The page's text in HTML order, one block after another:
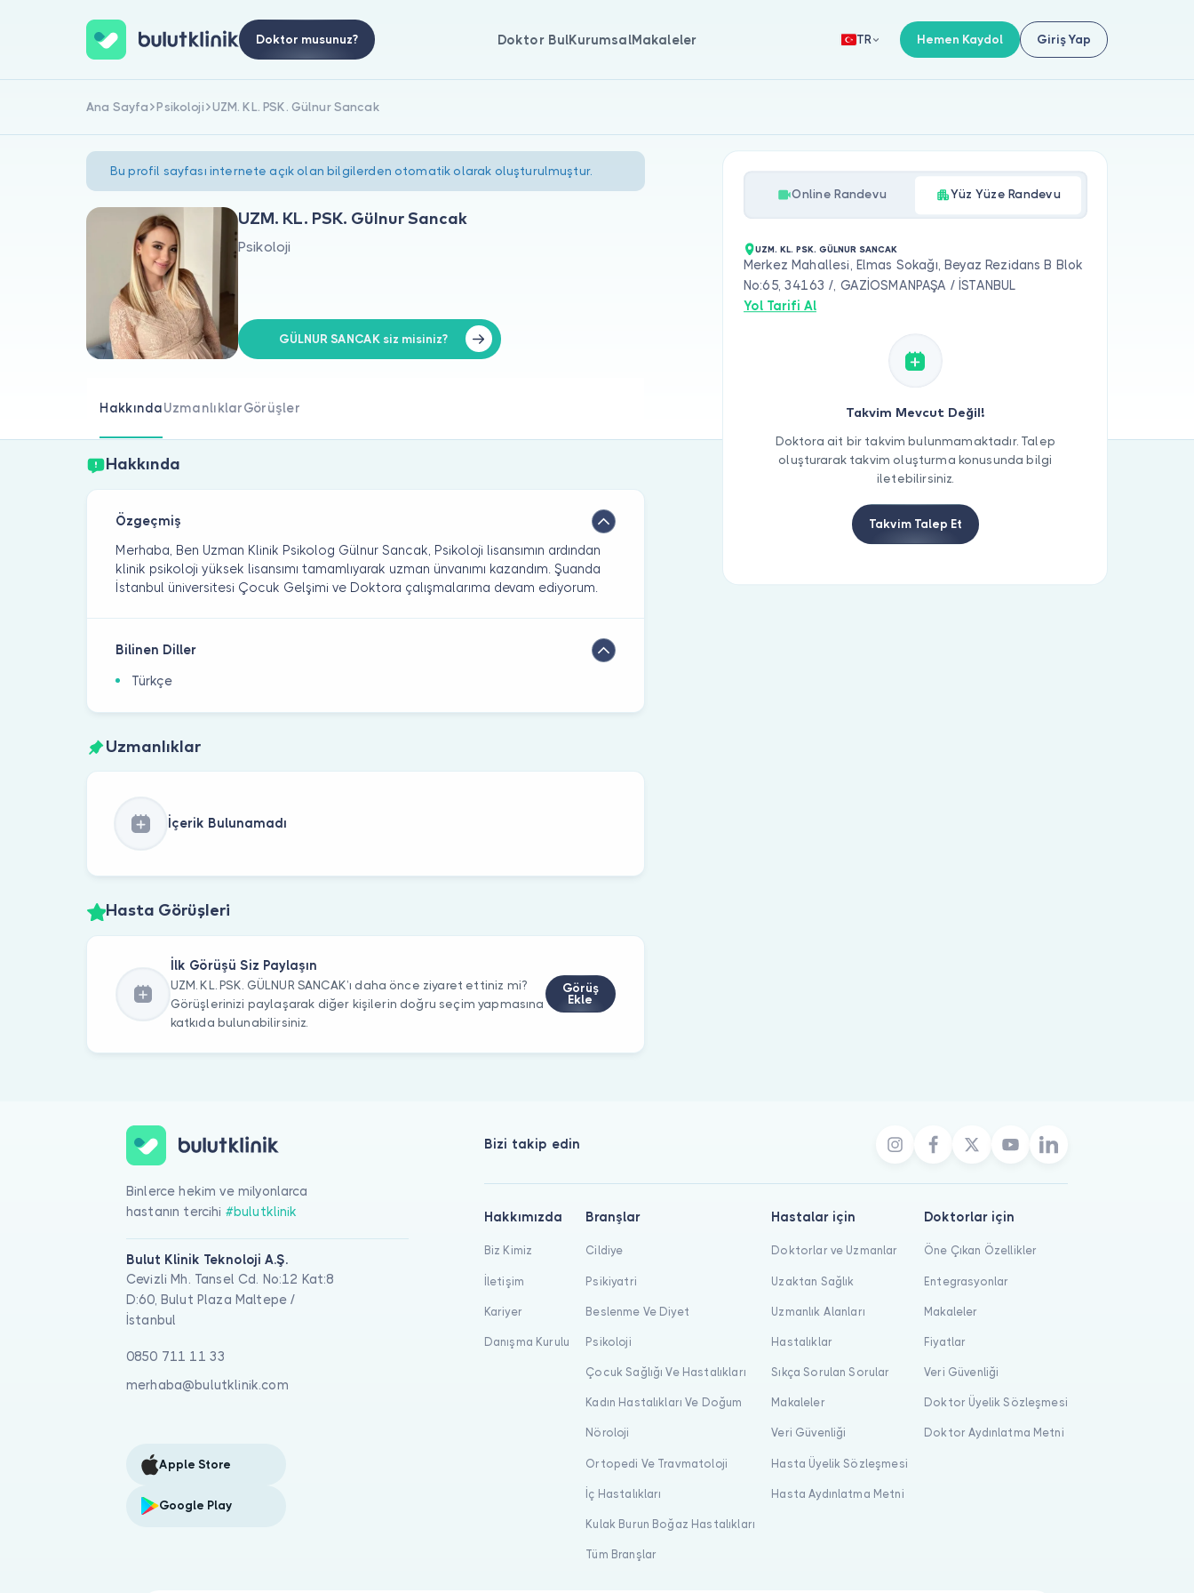
Doktor musunuz? Doktor BulKurumsalMakaleler TR Hemen Kaydol Giriş Yap
Ana Sayfa Psikoloji UZM. KL. PSK. Gülnur Sancak
Bu profil sayfası internete açık olan bilgilerden otomatik olarak oluşturulmuştur.
UZM. KL. PSK. Gülnur Sancak
Psikoloji
GÜLNUR SANCAK siz misiniz?
HakkındaUzmanlıklarGörüşler
Hakkında
Özgeçmiş
Merhaba, Ben Uzman Klinik Psikolog Gülnur Sancak, Psikoloji lisansımın ardından
klinik psikoloji yüksek lisansımı tamamlıyarak uzman ünvanımı kazandım. Şuanda
İstanbul üniversitesi Çocuk Gelşimi ve Doktora çalışmalarıma devam ediyorum.
Bilinen Diller
Türkçe
Uzmanlıklar
İçerik Bulunamadı
Hasta Görüşleri
İlk Görüşü Siz Paylaşın
UZM. KL. PSK. GÜLNUR SANCAK’ı daha önce ziyaret ettiniz mi?
Görüşlerinizi paylaşarak diğer kişilerin doğru seçim yapmasına
katkıda bulunabilirsiniz.
Görüş
Ekle
Online Randevu Yüz Yüze Randevu
UZM. KL. PSK. GÜLNUR SANCAK
Merkez Mahallesi, Elmas Sokağı, Beyaz Rezidans B Blok
No:65, 34163 /, GAZİOSMANPAŞA / İSTANBUL
Yol Tarifi Al
Takvim Mevcut Değil!
Doktora ait bir takvim bulunmamaktadır. Talep
oluşturarak takvim oluşturma konusunda bilgi
iletebilirsiniz.
Takvim Talep Et
Binlerce hekim ve milyonlarca
hastanın tercihi #bulutklinik
Bulut Klinik Teknoloji A.Ş.
Cevizli Mh. Tansel Cd. No:12 Kat:8
D:60, Bulut Plaza Maltepe /
İstanbul
0850 711 11 33
merhaba@bulutklinik.com
Apple Store
Google Play
Bizi takip edin
Hakkımızda
Biz Kimiz
İletişim
Kariyer
Danışma Kurulu
Branşlar
Cildiye
Psikiyatri
Beslenme Ve Diyet
Psikoloji
Çocuk Sağlığı Ve Hastalıkları
Kadın Hastalıkları Ve Doğum
Nöroloji
Ortopedi Ve Travmatoloji
İç Hastalıkları
Kulak Burun Boğaz Hastalıkları
Tüm Branşlar
Hastalar için
Doktorlar ve Uzmanlar
Uzaktan Sağlık
Uzmanlık Alanları
Hastalıklar
Sıkça Sorulan Sorular
Makaleler
Veri Güvenliği
Hasta Üyelik Sözleşmesi
Hasta Aydınlatma Metni
Doktorlar için
Öne Çıkan Özellikler
Entegrasyonlar
Makaleler
Fiyatlar
Veri Güvenliği
Doktor Üyelik Sözleşmesi
Doktor Aydınlatma Metni